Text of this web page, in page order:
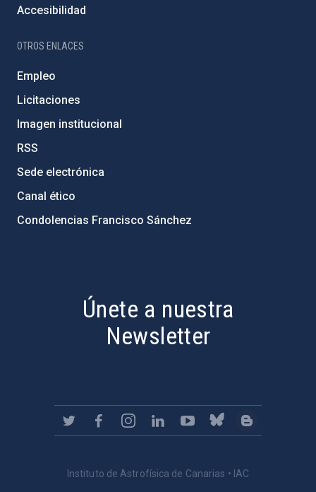
Accesibilidad
OTROS ENLACES
Empleo
Licitaciones
Imagen institucional
RSS
Sede electrónica
Canal ético
Condolencias Francisco Sánchez
Únete a nuestra
Newsletter
Instituto de Astrofísica de Canarias • IAC